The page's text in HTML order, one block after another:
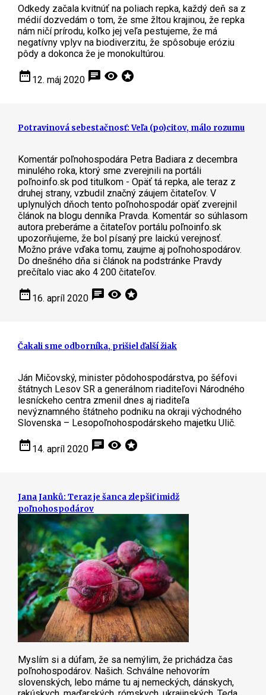
Odkedy začala kvitnúť na poliach repka, každý deň sa z
médií dozvedám o tom, že sme žltou krajinou, že repka
nám ničí prírodu, koľko jej veľa pestujeme, že má
negatívny vplyv na biodiverzitu, že spôsobuje eróziu
pôdy a dokonca že je monokultúrou.
date_range 12. máj 2020 chat visibility stars
Potravinová sebestačnosť: Veľa (po)citov, málo rozumu
Komentár poľnohospodára Petra Badiara z decembra
minulého roka, ktorý sme zverejnili na portáli
poľnoinfo.sk pod titulkom - Opäť tá repka, ale teraz z
druhej strany, vzbudil značný záujem čitateľov. V
uplynulých dňoch tento poľnohospodár opäť zverejnil
článok na blogu denníka Pravda. Komentár so súhlasom
autora preberáme a čitateľov portálu poľnoinfo.sk
upozorňujeme, že bol písaný pre laickú verejnosť.
Možno práve vďaka tomu, zaujme aj poľnohospodárov.
Do dnešného dňa si článok na podstránke Pravdy
prečítalo viac ako 4 200 čitateľov.
date_range 16. apríl 2020 chat visibility stars
Čakali sme odborníka, prišiel ďalší žiak
Ján Mičovský, minister pôdohospodárstva, po šéfovi
štátnych Lesov SR a generálnom riaditeľovi Národného
lesníckeho centra zmenil dnes aj riaditeľa
nevýznamného štátneho podniku na okraji východného
Slovenska – Lesopoľnohospodárskeho majetku Ulič.
date_range 14. apríl 2020 chat visibility stars
Jana Janků: Teraz je šanca zlepšiť imidž
poľnohospodárov
Myslím si a dúfam, že sa nemýlim, že prichádza čas
poľnohospodárov. Našich. Schválne nehovorím
slovenských, lebo máme tu aj nemeckých, dánskych,